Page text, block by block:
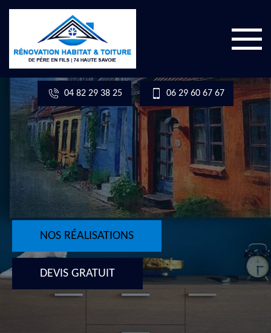
04 82 29 38 25 06 29 60 67 67
NOS RÉALISATIONS
DEVIS GRATUIT